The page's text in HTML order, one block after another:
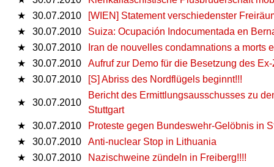
★
30.07.2010
[WIEN] Statement verschiedenster
★
30.07.2010
Suiza: Ocupación Indocumentada en
★
30.07.2010
Iran de nouvelles condamnations a morts
★
30.07.2010
Aufruf zur Demo für die Besetzung des
★
30.07.2010 [S] Abriss des Nordflügels beginnt!!!
★ 30.07.2010
Bericht des Ermittlungsausschusses zu
Stuttgart
★
30.07.2010
Proteste gegen Bundeswehr-Gelöbnis in
★
30.07.2010
Anti-nuclear Stop in Lithuania
★
30.07.2010
Nazischweine zündeln in Freiberg!!!!